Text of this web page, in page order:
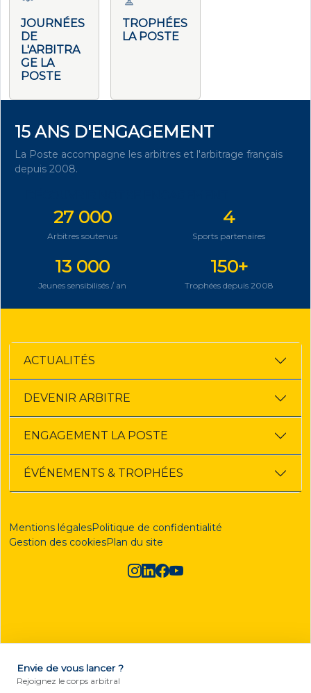
JOURNÉES
DE
L'ARBITRA
GE LA
POSTE
TROPHÉES
LA POSTE
15 ANS D'ENGAGEMENT
La Poste accompagne les arbitres et l'arbitrage français
depuis 2008.
27 000
Arbitres soutenus
4
Sports partenaires
13 000
Jeunes sensibilisés / an
150+
Trophées depuis 2008
ACTUALITÉS
DEVENIR ARBITRE
ENGAGEMENT LA POSTE
ÉVÉNEMENTS & TROPHÉES
Mentions légalesPolitique de confidentialité
Gestion des cookiesPlan du site
Envie de vous lancer ?
Rejoignez le corps arbitral